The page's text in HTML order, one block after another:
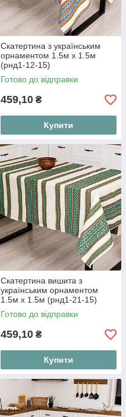
Скатертина з українським
орнаментом 1.5м х 1.5м
(рнд1-12-15)
Готово до відправки
459,10 ₴
Купити
Скатертина вишита з
українським орнаментом
1.5м х 1.5м (рнд1-21-15)
Готово до відправки
459,10 ₴
Купити